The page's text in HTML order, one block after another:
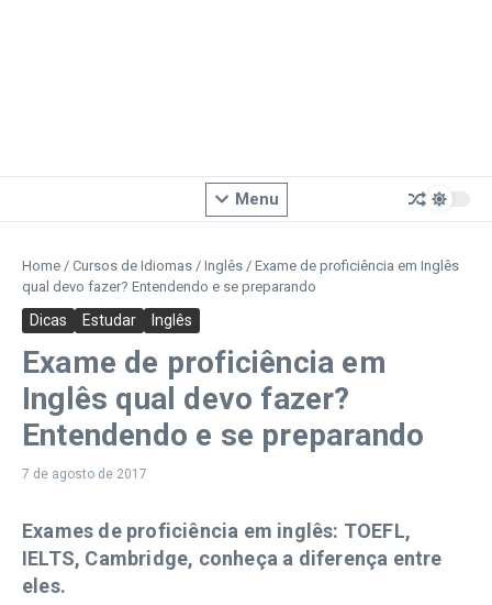
Menu
Home / Cursos de Idiomas / Inglês / Exame de proficiência em Inglês
qual devo fazer? Entendendo e se preparando
Dicas Estudar Inglês
Exame de proficiência em
Inglês qual devo fazer?
Entendendo e se preparando
7 de agosto de 2017
Exames de proficiência em inglês: TOEFL,
IELTS, Cambridge, conheça a diferença entre
eles.